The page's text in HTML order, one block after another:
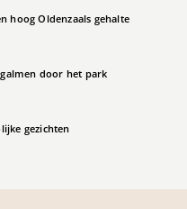
hoog Oldenzaals gehalte
door het park
gezichten